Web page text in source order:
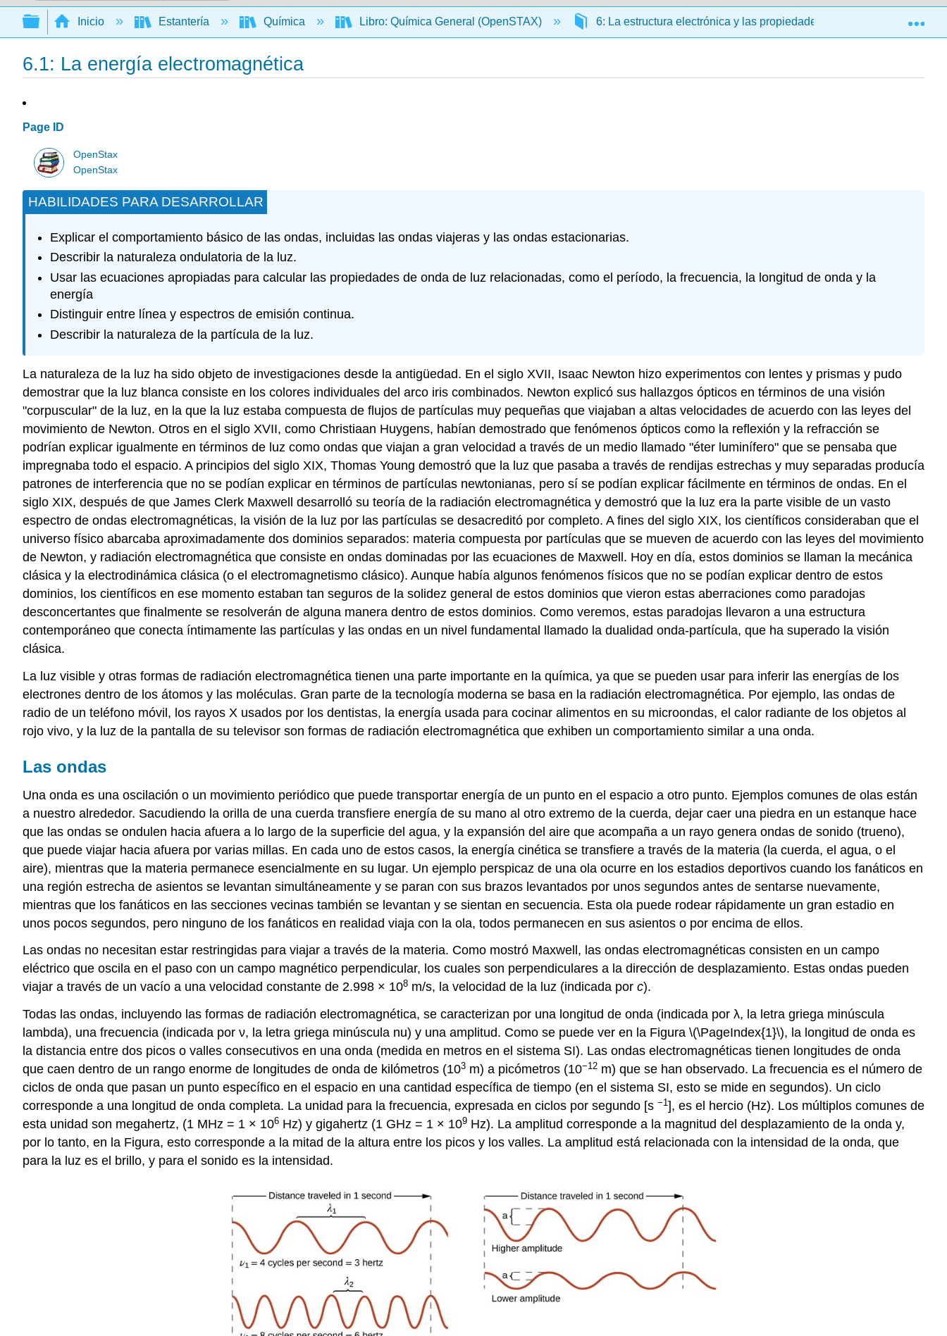
Buscar
Expandir/contraer jerarquía global
Inicio Estantería Química Libro: Química General (OpenSTAX) 6: La estructura electrónica y las propiedades periódicas
6.1: La energía electromagnética
Page ID
OpenStax
OpenStax
HABILIDADES PARA DESARROLLAR
Explicar el comportamiento básico de las ondas, incluidas las ondas viajeras y las ondas estacionarias.
Describir la naturaleza ondulatoria de la luz.
Usar las ecuaciones apropiadas para calcular las propiedades de onda de luz relacionadas, como el período, la frecuencia, la longitud de onda y la
energía
Distinguir entre línea y espectros de emisión continua.
Describir la naturaleza de la partícula de la luz.
La naturaleza de la luz ha sido objeto de investigaciones desde la antigüedad. En el siglo XVII, Isaac Newton hizo experimentos con lentes y prismas y pudo
demostrar que la luz blanca consiste en los colores individuales del arco iris combinados. Newton explicó sus hallazgos ópticos en términos de una visión
"corpuscular" de la luz, en la que la luz estaba compuesta de flujos de partículas muy pequeñas que viajaban a altas velocidades de acuerdo con las leyes del
movimiento de Newton. Otros en el siglo XVII, como Christiaan Huygens, habían demostrado que fenómenos ópticos como la reflexión y la refracción se
podrían explicar igualmente en términos de luz como ondas que viajan a gran velocidad a través de un medio llamado "éter luminífero" que se pensaba que
impregnaba todo el espacio. A principios del siglo XIX, Thomas Young demostró que la luz que pasaba a través de rendijas estrechas y muy separadas producía
patrones de interferencia que no se podían explicar en términos de partículas newtonianas, pero sí se podían explicar fácilmente en términos de ondas. En el
siglo XIX, después de que James Clerk Maxwell desarrolló su teoría de la radiación electromagnética y demostró que la luz era la parte visible de un vasto
espectro de ondas electromagnéticas, la visión de la luz por las partículas se desacreditó por completo. A fines del siglo XIX, los científicos consideraban que el
universo físico abarcaba aproximadamente dos dominios separados: materia compuesta por partículas que se mueven de acuerdo con las leyes del movimiento
de Newton, y radiación electromagnética que consiste en ondas dominadas por las ecuaciones de Maxwell. Hoy en día, estos dominios se llaman la mecánica
clásica y la electrodinámica clásica (o el electromagnetismo clásico). Aunque había algunos fenómenos físicos que no se podían explicar dentro de estos
dominios, los científicos en ese momento estaban tan seguros de la solidez general de estos dominios que vieron estas aberraciones como paradojas
desconcertantes que finalmente se resolverán de alguna manera dentro de estos dominios. Como veremos, estas paradojas llevaron a una estructura
contemporáneo que conecta íntimamente las partículas y las ondas en un nivel fundamental llamado la dualidad onda-partícula, que ha superado la visión
clásica.
La luz visible y otras formas de radiación electromagnética tienen una parte importante en la química, ya que se pueden usar para inferir las energías de los
electrones dentro de los átomos y las moléculas. Gran parte de la tecnología moderna se basa en la radiación electromagnética. Por ejemplo, las ondas de
radio de un teléfono móvil, los rayos X usados por los dentistas, la energía usada para cocinar alimentos en su microondas, el calor radiante de los objetos al
rojo vivo, y la luz de la pantalla de su televisor son formas de radiación electromagnética que exhiben un comportamiento similar a una onda.
Las ondas
Una onda es una oscilación o un movimiento periódico que puede transportar energía de un punto en el espacio a otro punto. Ejemplos comunes de olas están
a nuestro alrededor. Sacudiendo la orilla de una cuerda transfiere energía de su mano al otro extremo de la cuerda, dejar caer una piedra en un estanque hace
que las ondas se ondulen hacia afuera a lo largo de la superficie del agua, y la expansión del aire que acompaña a un rayo genera ondas de sonido (trueno),
que puede viajar hacia afuera por varias millas. En cada uno de estos casos, la energía cinética se transfiere a través de la materia (la cuerda, el agua, o el
aire), mientras que la materia permanece esencialmente en su lugar. Un ejemplo perspicaz de una ola ocurre en los estadios deportivos cuando los fanáticos en
una región estrecha de asientos se levantan simultáneamente y se paran con sus brazos levantados por unos segundos antes de sentarse nuevamente,
mientras que los fanáticos en las secciones vecinas también se levantan y se sientan en secuencia. Esta ola puede rodear rápidamente un gran estadio en
unos pocos segundos, pero ninguno de los fanáticos en realidad viaja con la ola, todos permanecen en sus asientos o por encima de ellos.
Las ondas no necesitan estar restringidas para viajar a través de la materia. Como mostró Maxwell, las ondas electromagnéticas consisten en un campo
eléctrico que oscila en el paso con un campo magnético perpendicular, los cuales son perpendiculares a la dirección de desplazamiento. Estas ondas pueden
viajar a través de un vacío a una velocidad constante de 2.998 × 108 m/s, la velocidad de la luz (indicada por c).
Todas las ondas, incluyendo las formas de radiación electromagnética, se caracterizan por una longitud de onda (indicada por λ, la letra griega minúscula
lambda), una frecuencia (indicada por ν, la letra griega minúscula nu) y una amplitud. Como se puede ver en la Figura \(\PageIndex{1}\), la longitud de onda es
la distancia entre dos picos o valles consecutivos en una onda (medida en metros en el sistema SI). Las ondas electromagnéticas tienen longitudes de onda
que caen dentro de un rango enorme de longitudes de onda de kilómetros (103 m) a picómetros (10−12 m) que se han observado. La frecuencia es el número de
ciclos de onda que pasan un punto específico en el espacio en una cantidad específica de tiempo (en el sistema SI, esto se mide en segundos). Un ciclo
corresponde a una longitud de onda completa. La unidad para la frecuencia, expresada en ciclos por segundo [s −1], es el hercio (Hz). Los múltiplos comunes de
esta unidad son megahertz, (1 MHz = 1 × 106 Hz) y gigahertz (1 GHz = 1 × 109 Hz). La amplitud corresponde a la magnitud del desplazamiento de la onda y,
por lo tanto, en la Figura, esto corresponde a la mitad de la altura entre los picos y los valles. La amplitud está relacionada con la intensidad de la onda, que
para la luz es el brillo, y para el sonido es la intensidad.